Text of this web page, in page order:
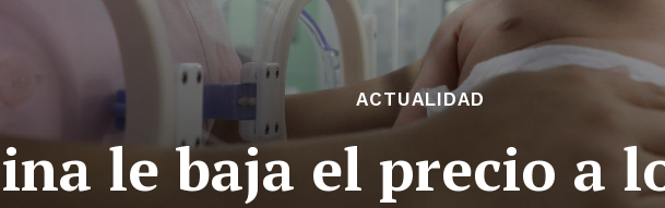
ACTUALIDAD
le baja el precio a